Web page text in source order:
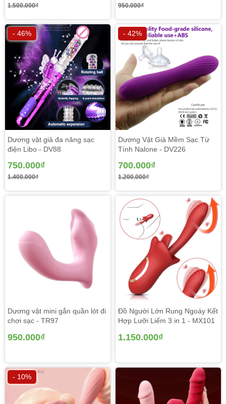
Đồ chơi kích dục nữ vip xài tốt Svakom Angel tạo cho
người dùng nhiều cung bậc xúc cảm tăng hưng phấn mới
lạ với hơn 40 kiểu rung khác nhau.
Bên cạnh đódương vật giả cao cấpcòn có tính năng ấm
nóng nhiệt độ phù hợp cho mùa đông hoặc ở phòng lạnh
có thể tự gia nhiệt bằng nhiệt độ cơ thể cảm giác ấm nóng
trong cô bé tạo sự kích thích lên các mô thần kinh giống
quan hệ thật và phê hơn nhiều.
Đồ chơi kích dục nữ
vip xài tốt Svakom Angel cấu
tạo từ silicon cao cấp có thể uốn cong và đàn hồi lại như
1.500.000₫ 950.000₫
- 46%
Dương vật giả đa năng sạc
điện Libo - DV88
750.000₫
1.400.000₫
- 42%
Dương Vật Giả Mềm Sạc Từ
Tính Nalone - DV226
700.000₫
1.200.000₫
Dương vật mini gắn quần lót đi
chơi sạc - TR97
950.000₫
Đồ Người Lớn Rung Ngoáy Kết
Hợp Lưỡi Liếm 3 in 1 - MX101
1.150.000₫
- 10%